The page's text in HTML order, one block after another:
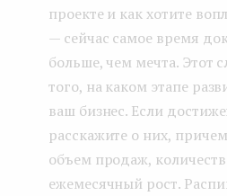
проекте и как хотите
— сейчас самое время
больше, чем мечта. Этот
того, на каком этапе
ваш бизнес. Если
расскажите о них,
объем продаж,
ежемесячный рост.